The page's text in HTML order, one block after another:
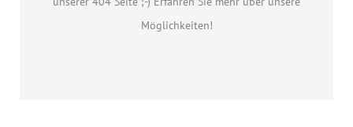
Möglichkeiten!